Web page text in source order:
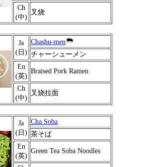
Ch
(中)
叉烧
Ja
(日)
Chashu-men
チャーシューメン
En
(英)
Braised Pork Ramen
Ch
(中)
叉烧拉面
Ja
(日)
Cha Soba
茶そば
En
(英)
Green Tea Soba Noodles